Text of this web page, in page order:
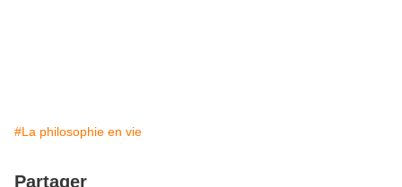
#La philosophie en vie
Partager